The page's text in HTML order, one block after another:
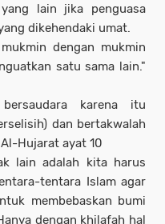
lain jika penguasa
dikehendaki umat.
dengan mukmin
satu sama lain."
karena itu
dan bertakwalah
Hujarat ayat 10
lain adalah kita harus
tentara Islam agar
membebaskan bumi
dengan khilafah hal